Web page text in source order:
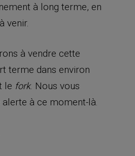
à long terme, en
venir.
à vendre cette
terme dans environ
le fork. Nous vous
à ce moment-là.